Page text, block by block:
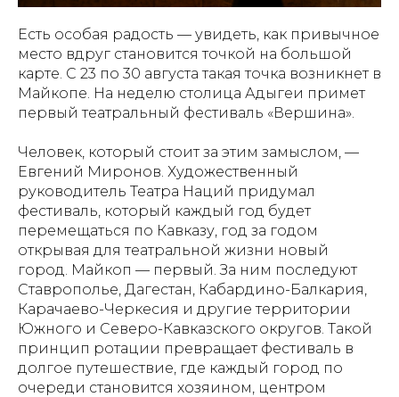
Есть особая радость — увидеть, как привычное
место вдруг становится точкой на большой
карте. С 23 по 30 августа такая точка возникнет в
Майкопе. На неделю столица Адыгеи примет
первый театральный фестиваль «Вершина».
Человек, который стоит за этим замыслом, —
Евгений Миронов. Художественный
руководитель Театра Наций придумал
фестиваль, который каждый год будет
перемещаться по Кавказу, год за годом
открывая для театральной жизни новый
город. Майкоп — первый. За ним последуют
Ставрополье, Дагестан, Кабардино-Балкария,
Карачаево-Черкесия и другие территории
Южного и Северо-Кавказского округов. Такой
принцип ротации превращает фестиваль в
долгое путешествие, где каждый город по
очереди становится хозяином, центром